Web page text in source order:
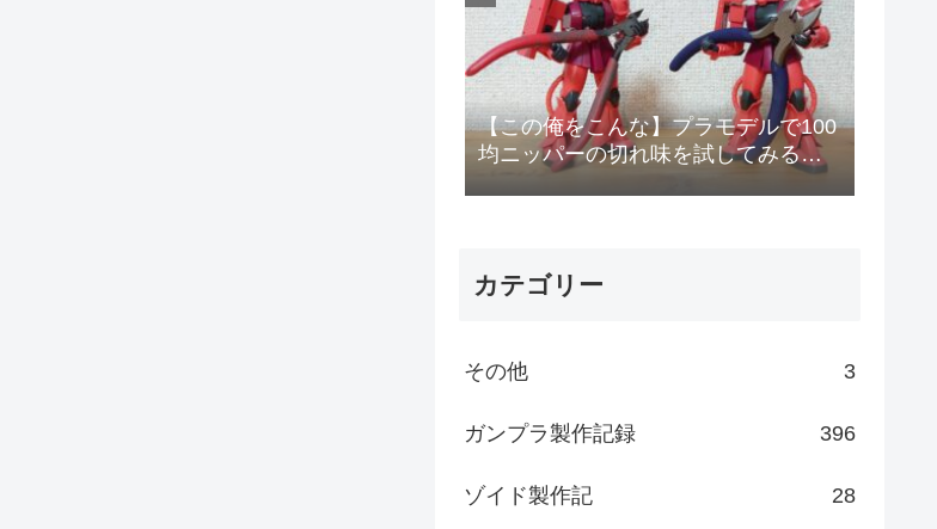
【この俺をこんな】プラモデルで100
均ニッパーの切れ味を試してみる
【安物のニッパーで作りやがって!】
カテゴリー
その他 3
ガンプラ製作記録 396
ゾイド製作記 28